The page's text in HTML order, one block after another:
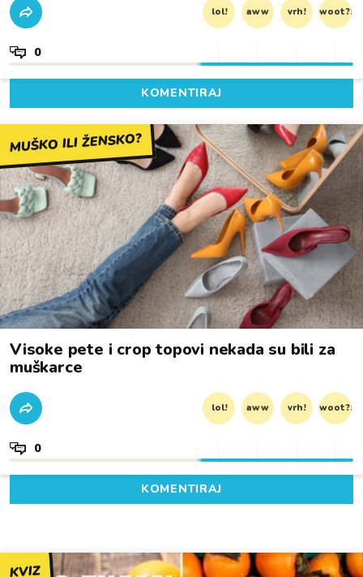
lol! aww vrh! woot?!
0
KOMENTIRAJ
MUŠKO ILI ŽENSKO?
Visoke pete i crop topovi nekada su bili za
muškarce
lol! aww vrh! woot?!
0
KOMENTIRAJ
KVIZ